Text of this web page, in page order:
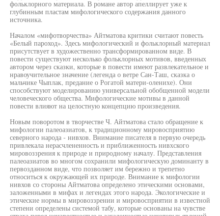
фольклорного материала. В романе автор апеллирует уже к
глубинным пластам мифологического содержания данного
источника.
Началом «мифотворчества» Айтматова критики считают повесть
«Белый пароход». Здесь мифологический и фольклорный материал
присутствует в художественно трансформированном виде. В
повести существуют несколько фольклорных мотивов, введенных
автором через сказки, которые в повести имеют развлекательное и
нравоучительное значение (легенда о ветре Сан-Таш, сказка о
мальчике Чыплак, предание о Рогатой матери-оленихе). Они
способствуют моделированию универсальной обобщенной модели
человеческого общества. Мифологические мотивы в данной
повести влияют на целостную концепцию произведения.
Новым поворотом в творчестве Ч. Айтматова стало обращение к
мифологии палеоазиатов, к традиционному мировосприятию
северного народа - нивхов. Внимание писателя в первую очередь
привлекала нерасчлененность и приближенность нивхского
мировоззрения к природе и природному началу. Представления
палеоазиатов во многом сохранили мифологическую доминанту в
первозданном виде, что позволяет им бережно и трепетно
относиться к окружающей их природе. Внимание к мифологии
нивхов со стороны Айтматова определено этическими основами,
заложенными в мифах и легендах этого народа. Экологические и
этические нормы в мировоззрении и мировосприятии в известной
степени определены системой табу, которые основаны на чувстве